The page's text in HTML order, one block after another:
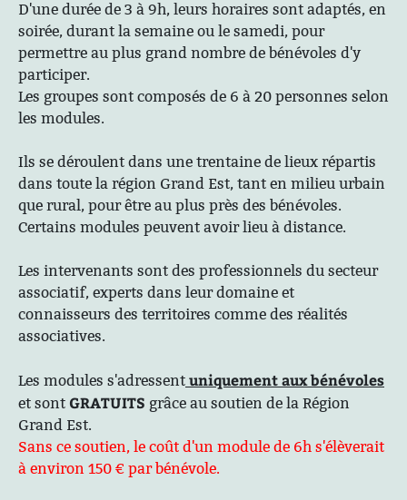
D'une durée de 3 à 9h, leurs horaires sont adaptés, en
soirée, durant la semaine ou le samedi, pour
permettre au plus grand nombre de bénévoles d'y
participer.
Les groupes sont composés de 6 à 20 personnes selon
les modules.
Ils se déroulent dans une trentaine de lieux répartis
dans toute la région Grand Est, tant en milieu urbain
que rural, pour être au plus près des bénévoles.
Certains modules peuvent avoir lieu à distance.
Les intervenants sont des professionnels du secteur
associatif, experts dans leur domaine et
connaisseurs des territoires comme des réalités
associatives.
Les modules s'adressent uniquement aux bénévoles
et sont GRATUITS grâce au soutien de la Région
Grand Est.
Sans ce soutien, le coût d'un module de 6h s'élèverait
à environ 150 € par bénévole.